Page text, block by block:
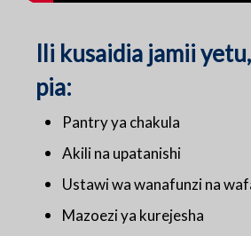
Ili kusaidia jamii
pia:
Pantry ya chakula
Akili na upatanishi
Ustawi wa wanafunzi na
Mazoezi ya kurejesha